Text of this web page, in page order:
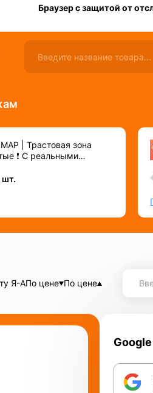
Браузер с защитой от
| Трастовая зона
❗️ С реальными
шт.
Я-АПо цене По цене